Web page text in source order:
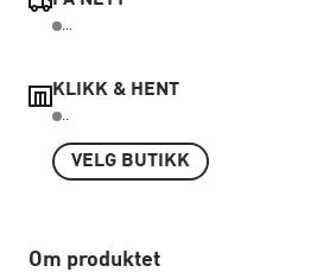
...
KLIKK & HENT
..
VELG BUTIKK
Om produktet